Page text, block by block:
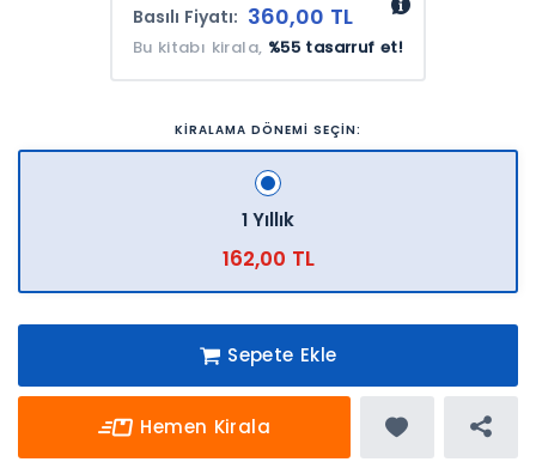
Basılı Fiyatı: 360,00 TL
Bu kitabı kirala, %55 tasarruf et!
KİRALAMA DÖNEMİ SEÇİN:
1 Yıllık
162,00 TL
Sepete Ekle
Hemen Kirala